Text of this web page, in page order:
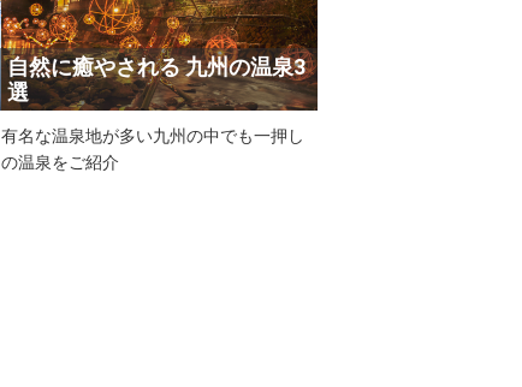
自然に癒やされる 九州の温泉3
選
有名な温泉地が多い九州の中でも一押し
の温泉をご紹介